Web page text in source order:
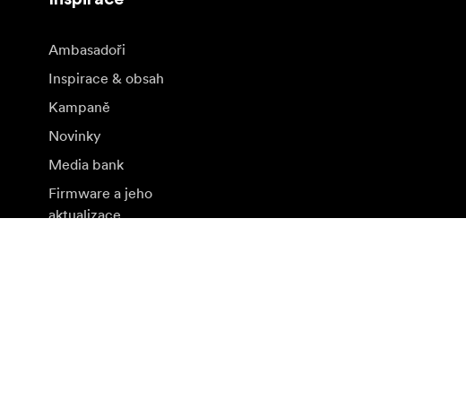
Ambasadoři
Inspirace & obsah
Kampaně
Novinky
Media bank
Firmware a jeho
aktualizace